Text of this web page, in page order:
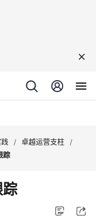
/ 卓越运营支柱 /
踪